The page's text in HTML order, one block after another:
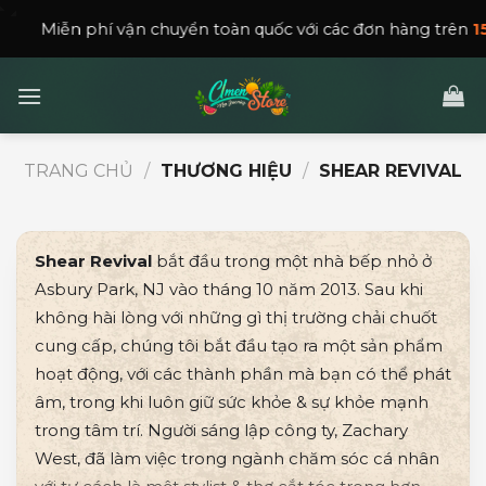
vận chuyển toàn quốc với các đơn hàng trên150,000₫.
TRANG CHỦ / THƯƠNG HIỆU / SHEAR REVIVAL
Shear Revival bắt đầu trong một nhà bếp nhỏ ở
Asbury Park, NJ vào tháng 10 năm 2013. Sau khi
không hài lòng với những gì thị trường chải chuốt
cung cấp, chúng tôi bắt đầu tạo ra một sản phẩm
hoạt động, với các thành phần mà bạn có thể phát
âm, trong khi luôn giữ sức khỏe & sự khỏe mạnh
trong tâm trí. Người sáng lập công ty, Zachary
West, đã làm việc trong ngành chăm sóc cá nhân